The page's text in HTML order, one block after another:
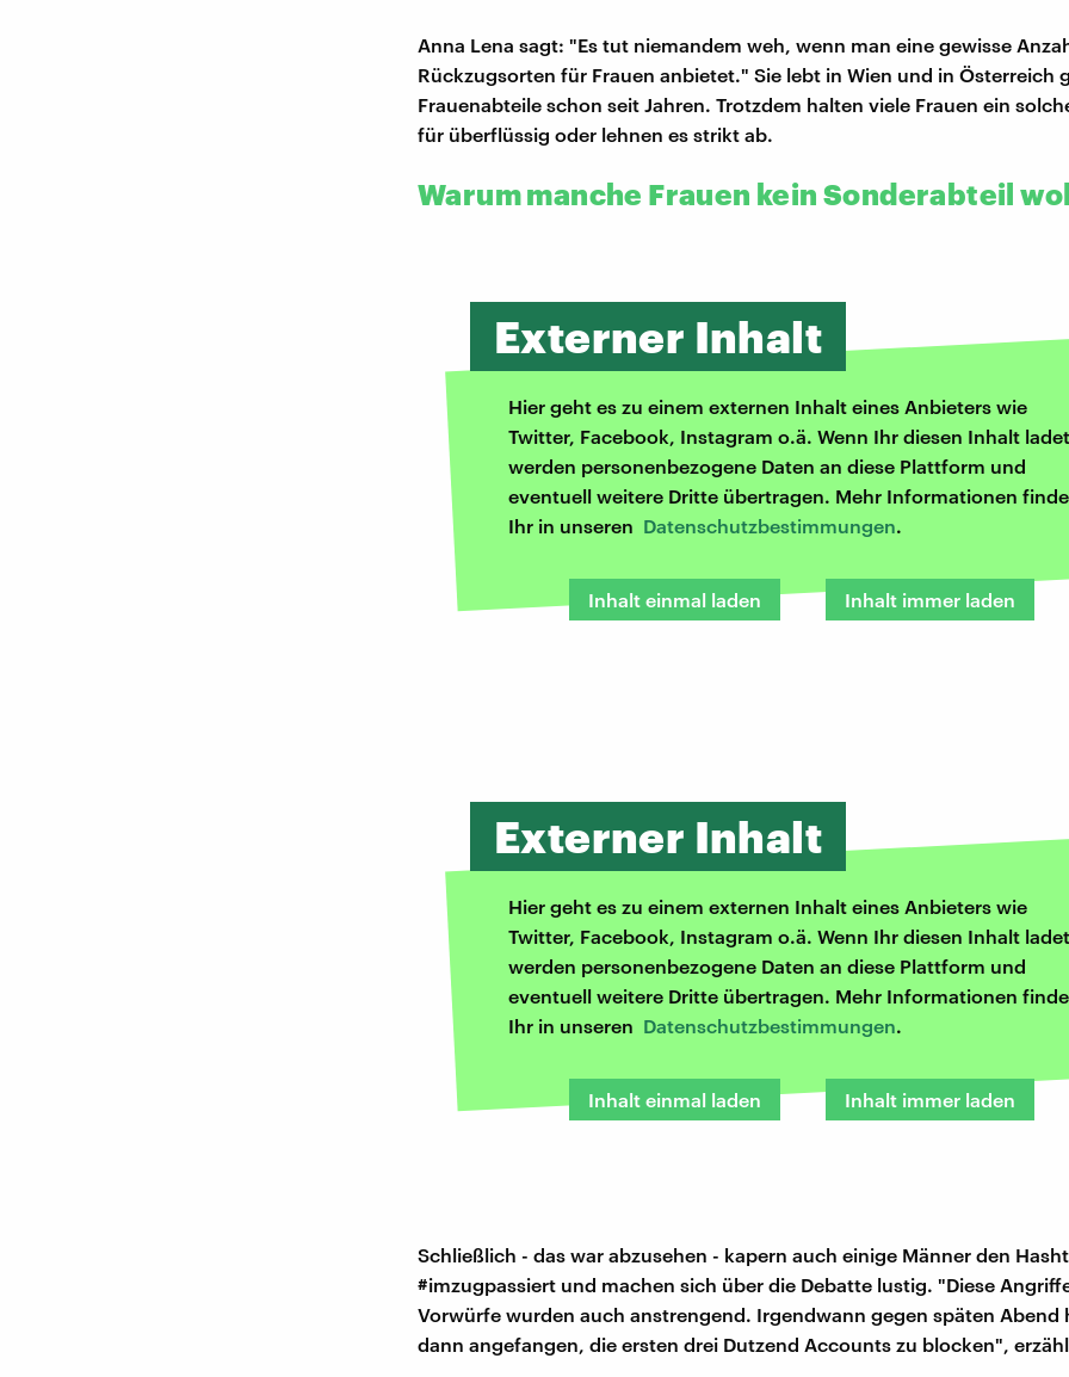
Anna Lena sagt: "Es tut niemandem weh, wenn man eine gewisse
Rückzugsorten für Frauen anbietet." Sie lebt in Wien und in Österreich
Frauenabteile schon seit Jahren. Trotzdem halten viele Frauen ein
für überflüssig oder lehnen es strikt ab.
Warum manche Frauen kein Sonderabteil
Externer Inhalt
Hier geht es zu einem externen Inhalt eines Anbieters wie
Twitter, Facebook, Instagram o.ä. Wenn Ihr diesen Inhalt
werden personenbezogene Daten an diese Plattform und
eventuell weitere Dritte übertragen. Mehr Informationen
Ihr in unseren Datenschutzbestimmungen.
Inhalt einmal laden Inhalt immer laden
Externer Inhalt
Hier geht es zu einem externen Inhalt eines Anbieters wie
Twitter, Facebook, Instagram o.ä. Wenn Ihr diesen Inhalt
werden personenbezogene Daten an diese Plattform und
eventuell weitere Dritte übertragen. Mehr Informationen
Ihr in unseren Datenschutzbestimmungen.
Inhalt einmal laden Inhalt immer laden
Schließlich - das war abzusehen - kapern auch einige Männer den
#imzugpassiert und machen sich über die Debatte lustig. "Diese
Vorwürfe wurden auch anstrengend. Irgendwann gegen späten Abend
dann angefangen, die ersten drei Dutzend Accounts zu blocken",